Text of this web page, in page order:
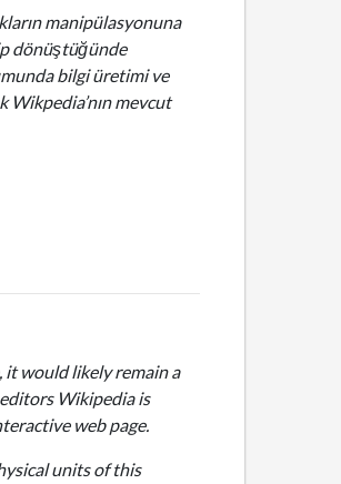
manipülasyonuna
dönüştüğünde
bilgi üretimi ve
Wikpedia’nın mevcut
it would likely remain a
Wikipedia is
web page.
units of this